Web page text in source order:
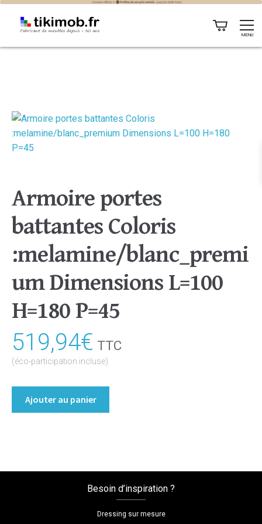
MENU
Armoire portes
battantes Coloris
:melamine/blanc_premi
um Dimensions L=100
H=180 P=45
519,94€ TTC
(éco-participation incluse)
Ajouter au panier
Besoin d’inspiration ?
Dressing sur mesure